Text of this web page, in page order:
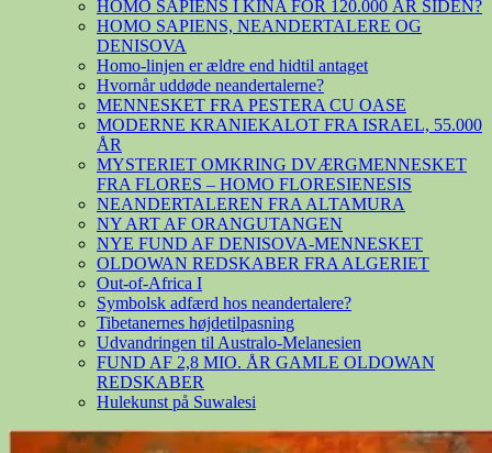
HOMO SAPIENS I KINA FOR 120.000 ÅR SIDEN?
HOMO SAPIENS, NEANDERTALERE OG
DENISOVA
Homo-linjen er ældre end hidtil antaget
Hvornår uddøde neandertalerne?
MENNESKET FRA PESTERA CU OASE
MODERNE KRANIEKALOT FRA ISRAEL, 55.000
ÅR
MYSTERIET OMKRING DVÆRGMENNESKET
FRA FLORES – HOMO FLORESIENESIS
NEANDERTALEREN FRA ALTAMURA
NY ART AF ORANGUTANGEN
NYE FUND AF DENISOVA-MENNESKET
OLDOWAN REDSKABER FRA ALGERIET
Out-of-Africa I
Symbolsk adfærd hos neandertalere?
Tibetanernes højdetilpasning
Udvandringen til Australo-Melanesien
FUND AF 2,8 MIO. ÅR GAMLE OLDOWAN
REDSKABER
Hulekunst på Suwalesi